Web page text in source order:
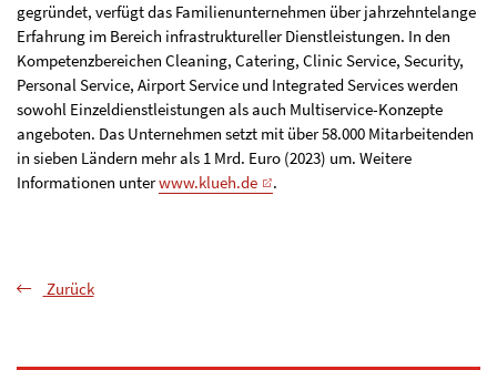
gegründet, verfügt das Familienunternehmen über jahrzehntelange
Erfahrung im Bereich infrastruktureller Dienstleistungen. In den
Kompetenzbereichen Cleaning, Catering, Clinic Service, Security,
Personal Service, Airport Service und Integrated Services werden
sowohl Einzeldienstleistungen als auch Multiservice-Konzepte
angeboten. Das Unternehmen setzt mit über 58.000 Mitarbeitenden
in sieben Ländern mehr als 1 Mrd. Euro (2023) um. Weitere
Informationen unterwww.klueh.de .
Zurück